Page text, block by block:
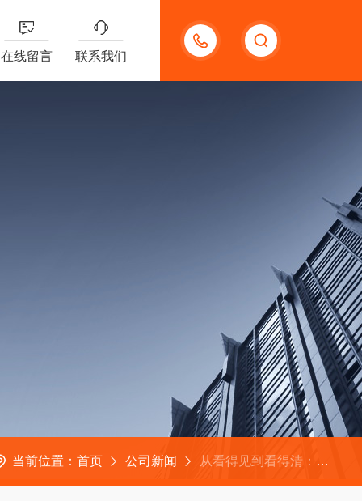
13656630023
在线留言 联系我们
当前位置： 首页 公司新闻 从看得见到看得清：无人机吊舱的光学演进之路